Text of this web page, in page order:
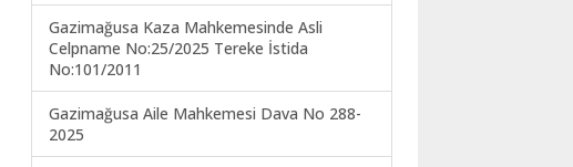
Gazimağusa Kaza Mahkemesinde Asli
Celpname No:25/2025 Tereke İstida
No:101/2011
Gazimağusa Aile Mahkemesi Dava No 288-
2025